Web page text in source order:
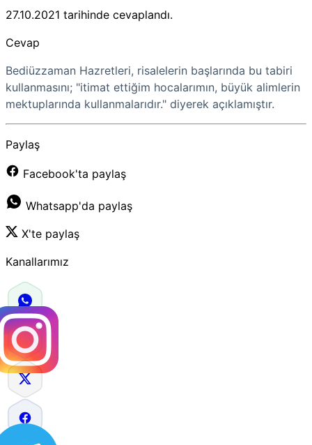
27.10.2021 tarihinde cevaplandı.
Cevap
Bediüzzaman Hazretleri, risalelerin başlarında bu tabiri
kullanmasını; "itimat ettiğim hocalarımın, büyük alimlerin
mektuplarında kullanmalarıdır." diyerek açıklamıştır.
Paylaş
Facebook'ta paylaş
Whatsapp'da paylaş
X'te paylaş
Kanallarımız